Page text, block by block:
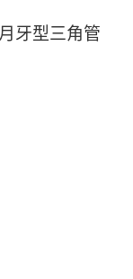
牙型三角管